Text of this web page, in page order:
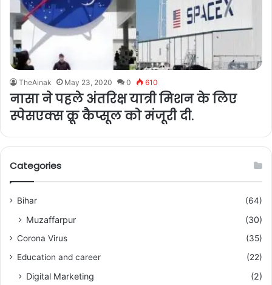
TheAinak May 23, 2020 0 610
नासा ने पहले अंतरिक्ष यात्री मिशन के लिए
स्पेसएक्स क्रू कैप्सूल को मंजूरी दी.
Categories
Bihar (64)
Muzaffarpur (30)
Corona Virus
(35)
Education and career
(22)
Digital Marketing (2)